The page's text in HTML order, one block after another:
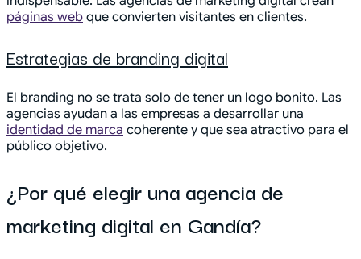
páginas web que convierten visitantes en clientes.
Estrategias de branding digital
El branding no se trata solo de tener un logo bonito. Las
agencias ayudan a las empresas a desarrollar una
identidad de marca coherente y que sea atractivo para el
público objetivo.
¿Por qué elegir una agencia de
marketing digital en Gandía?